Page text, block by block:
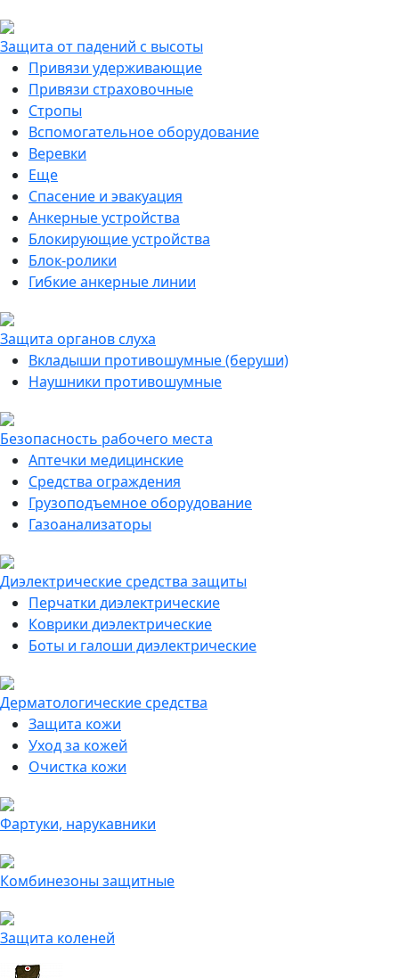
Защита от падений с высоты
Привязи удерживающие
Привязи страховочные
Стропы
Вспомогательное оборудование
Веревки
Еще
Спасение и эвакуация
Анкерные устройства
Блокирующие устройства
Блок-ролики
Гибкие анкерные линии
Защита органов слуха
Вкладыши противошумные (беруши)
Наушники противошумные
Безопасность рабочего места
Аптечки медицинские
Средства ограждения
Грузоподъемное оборудование
Газоанализаторы
Диэлектрические средства защиты
Перчатки диэлектрические
Коврики диэлектрические
Боты и галоши диэлектрические
Дерматологические средства
Защита кожи
Уход за кожей
Очистка кожи
Фартуки, нарукавники
Комбинезоны защитные
Защита коленей